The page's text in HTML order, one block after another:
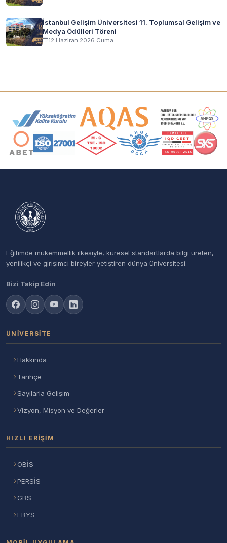
İstanbul Gelişim Üniversitesi 11. Toplumsal Gelişim ve
Medya Ödülleri Töreni
12 Haziran 2026 Cuma
Akreditasyon ve Üyelik Logoları
Eğitimde mükemmellik ilkesiyle, küresel standartlarda bilgi üreten,
yenilikçi ve girişimci bireyler yetiştiren dünya üniversitesi.
Bizi Takip Edin
ÜNIVERSITE
Hakkında
Tarihçe
Sayılarla Gelişim
Vizyon, Misyon ve Değerler
HIZLI ERIŞIM
OBİS
PERSİS
GBS
EBYS